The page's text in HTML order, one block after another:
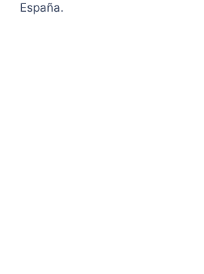
España.